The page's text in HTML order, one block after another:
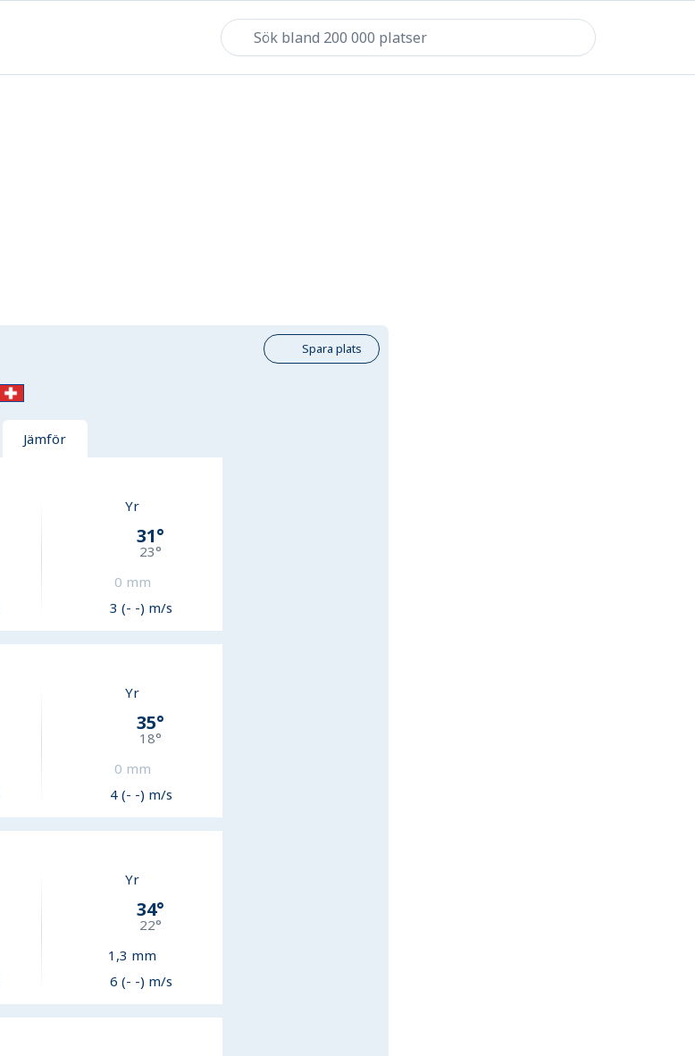
Spara plats
Jämför
Yr
31°
23°
0 mm
3 (- -) m/s
Yr
35°
18°
0 mm
4 (- -) m/s
Yr
34°
22°
1,3 mm
6 (- -) m/s